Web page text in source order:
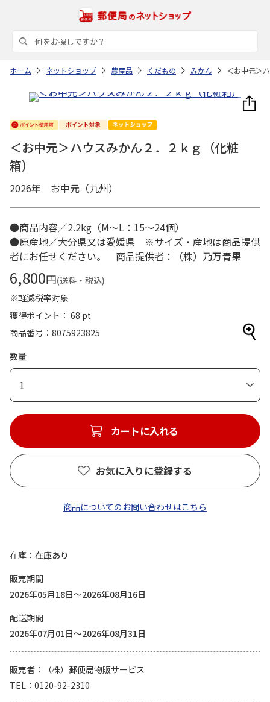
ホーム ネットショップ 農産品 くだもの みかん ＜お中元＞
＜お中元＞ハウスみかん２．２ｋｇ（化粧
箱）
2026年 お中元（九州）
●商品内容／2.2kg（M～L：15～24個）
●原産地／大分県又は愛媛県 ※サイズ・産地は商品提供
者にお任せください。 商品提供者：（株）乃万青果
6,800円(送料・税込)
※軽減税率対象
獲得ポイント： 68 pt
商品番号
8075923825
数量
1
カートに入れる
お気に入りに登録する
商品についてのお問い合わせはこちら
在庫
在庫あり
販売期間
2026年05月18日～2026年08月16日
配送期間
2026年07月01日～2026年08月31日
販売者
（株）郵便局物販サービス
TEL
0120-92-2310